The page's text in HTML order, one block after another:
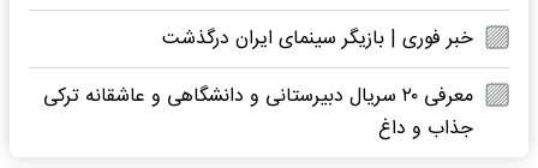
خبر فوری | بازیگر سینمای ایران درگذشت
معرفی ۲۰ سریال دبیرستانی و دانشگاهی و عاشقانه ترکی
جذاب و داغ